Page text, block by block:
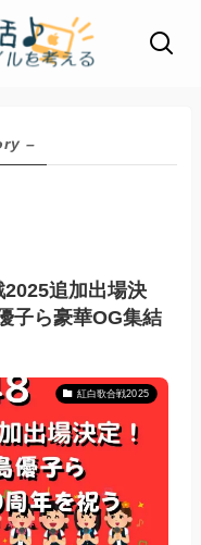
–
追加出場決
子ら豪華OG集結
紅白歌合戦2025